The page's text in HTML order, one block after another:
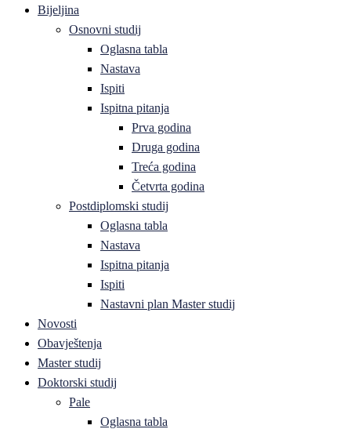
Bijeljina
Osnovni studij
Oglasna tabla
Nastava
Ispiti
Ispitna pitanja
Prva godina
Druga godina
Treća godina
Četvrta godina
Postdiplomski studij
Oglasna tabla
Nastava
Ispitna pitanja
Ispiti
Nastavni plan Master studij
Novosti
Obavještenja
Master studij
Doktorski studij
Pale
Oglasna tabla